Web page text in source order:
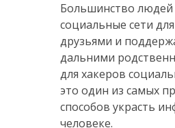
Большинство людей
социальные сети
друзьями и
дальними
для хакеров
это один из самых
способов украсть
человеке.